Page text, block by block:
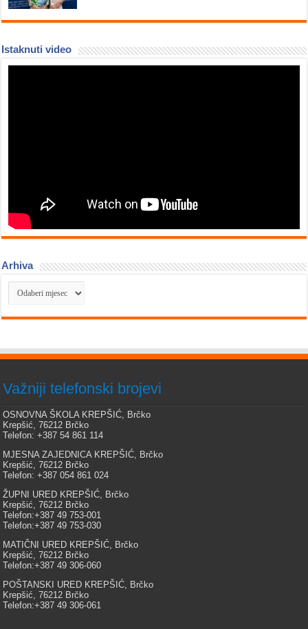
Istaknuti video
Arhiva
Arhiva
Važniji telefonski brojevi
OSNOVNA ŠKOLA KREPŠIĆ, Brčko
Krepšić, 76212 Brčko
Telefon: +387 54 861 114
MJESNA ZAJEDNICA KREPŠIĆ, Brčko
Krepšić, 76212 Brčko
Telefon: +387 054 861 024
ŽUPNI URED KREPŠIĆ, Brčko
Krepšić, 76212 Brčko
Telefon:+387 49 753-001
Telefon:+387 49 753-030
MATIČNI URED KREPŠIĆ, Brčko
Krepšić, 76212 Brčko
Telefon:+387 49 306-060
POŠTANSKI URED KREPŠIĆ, Brčko
Krepšić, 76212 Brčko
Telefon:+387 49 306-061